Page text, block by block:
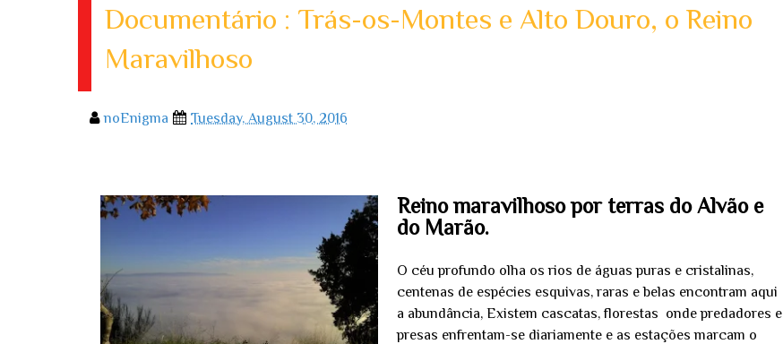
Documentário : Trás-os-Montes e Alto Douro, o Reino
Maravilhoso
noEnigma Tuesday, August 30, 2016
Reino maravilhoso por terras do Alvão e
do Marão.
O céu profundo olha os rios de águas puras e cristalinas,
centenas de espécies esquivas, raras e belas encontram aqui
a abundância, Existem cascatas, florestas onde predadores e
presas enfrentam-se diariamente e as estações marcam o